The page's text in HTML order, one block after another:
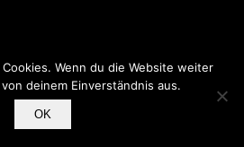
Wenn du die Website weiter
deinem Einverständnis aus.
OK